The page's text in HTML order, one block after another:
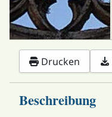
Drucken
Beschreibung